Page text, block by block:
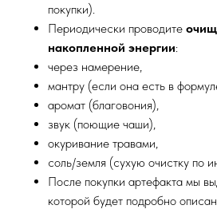
покупки).
Периодически проводите
накопленной энергии:
через намерение,
мантру (если она есть в
аромат (благовония),
звук (поющие чаши),
окуривание травами,
соль/земля (сухую очистку по
После покупки артефакта мы
которой будет подробно